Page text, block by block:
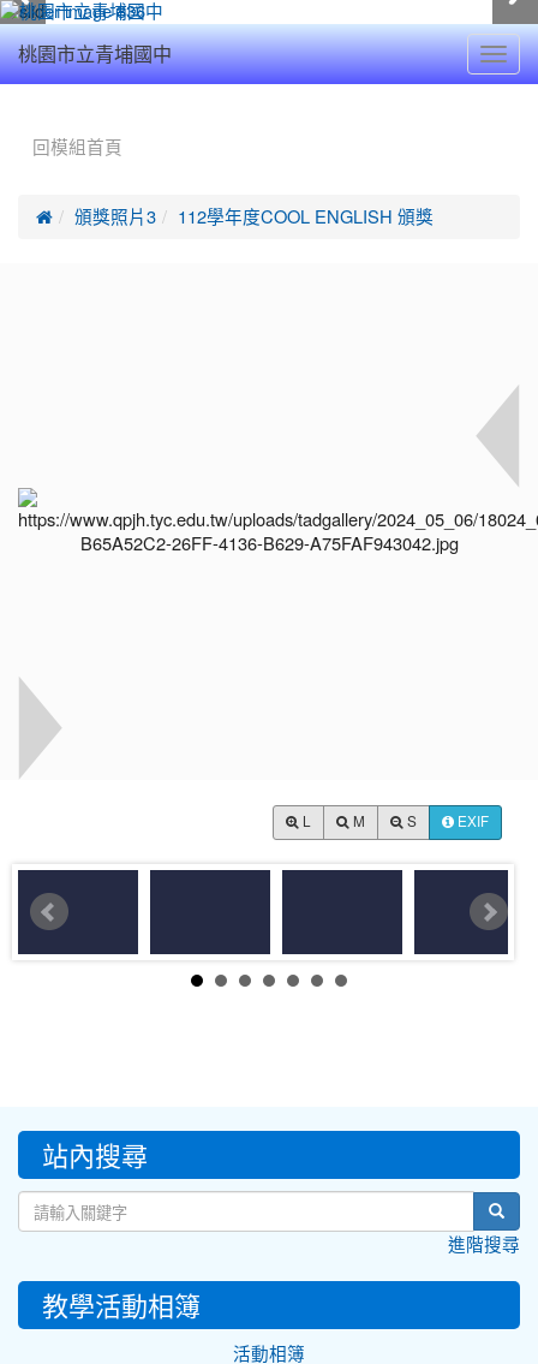
桃園市立青埔國中
回模組首頁
 頒獎照片3 112學年度COOL ENGLISH 頒獎
M S EXIF
::: 站內搜尋
進階搜尋
教學活動相簿
活動相簿